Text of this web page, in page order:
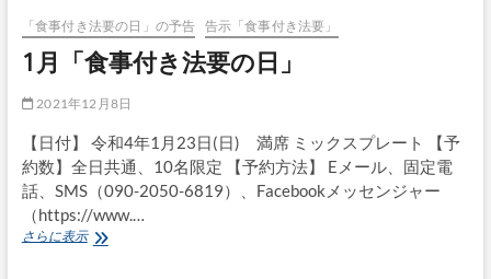
「食事付き法要の日」の予告 告示「食事付き法要」
1月「食事付き法要の日」
2021年12月8日
【日付】 令和4年1月23日(日) 満席 ミックスプレート 【予
約数】全日共通、10名限定 【予約方法】 Eメール、固定電
話、SMS（090-2050-6819）、Facebookメッセンジャー
（https://www.…
さらに表示1